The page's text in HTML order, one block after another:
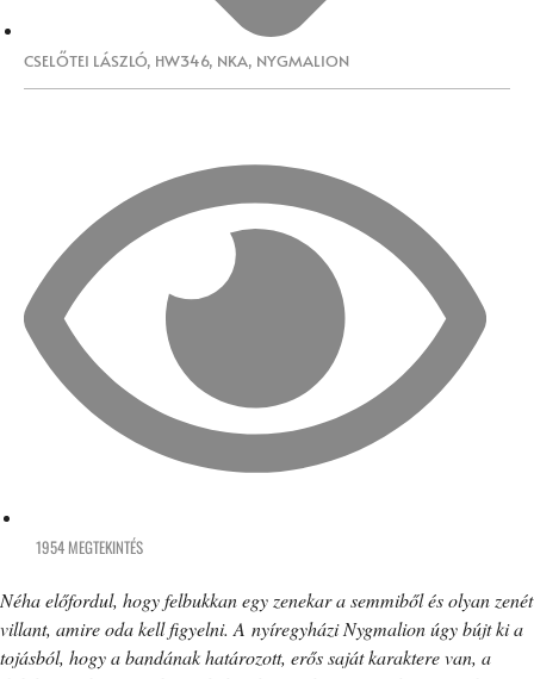
CSELŐTEI LÁSZLÓ, HW346, NKA, NYGMALION
1954 MEGTEKINTÉS
Néha előfordul, hogy felbukkan egy zenekar a semmiből és olyan zenét
villant, amire oda kell figyelni. A nyíregyházi Nygmalion úgy bújt ki a
tojásból, hogy a bandának határozott, erős saját karaktere van, a